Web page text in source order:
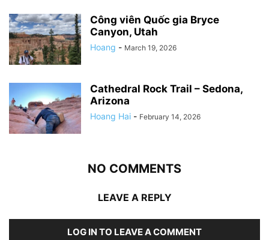
Công viên Quốc gia Bryce
Canyon, Utah
Hoang - March 19, 2026
Cathedral Rock Trail – Sedona,
Arizona
Hoang Hai - February 14, 2026
NO COMMENTS
LEAVE A REPLY
LOG IN TO LEAVE A COMMENT